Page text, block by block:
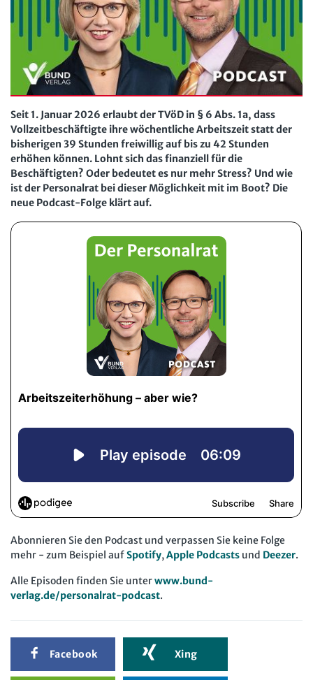
Der Personalrat
Computer und Arbeit
Gute Arbeit
Betriebsrat und Mitbestimmung
Arbeitsschutz und Mitbestimmung
Schwerbehindertenrecht und Inklusion
Mitbestimmung
Arbeit und Recht
Digitales Arbeits- und Sozialrecht
Betriebsratswissen online
Beschäftigtendatenschutz online
Personalratswissen online
Schwerbehindertenrecht online
Arbeitszeit online
KI-Praxis Arbeitsrecht online
JAV-Praxis online
Software
Newsletter
Bund SHOP
mein Bund-Online
Presse Interne Meldestelle Verträge kündigen
Hilfe
Datenschutz
AGB Impressum
Kontakt
Erklärung zur Barrierefreiheit
Seit 1. Januar 2026 erlaubt der TVöD in § 6 Abs. 1a, dass
Vollzeitbeschäftigte ihre wöchentliche Arbeitszeit statt der
bisherigen 39 Stunden freiwillig auf bis zu 42 Stunden
erhöhen können. Lohnt sich das finanziell für die
Beschäftigten? Oder bedeutet es nur mehr Stress? Und wie
ist der Personalrat bei dieser Möglichkeit mit im Boot? Die
neue Podcast-Folge klärt auf.
Abonnieren Sie den Podcast und verpassen Sie keine Folge
mehr - zum Beispiel aufSpotify,Apple Podcasts und Deezer.
Alle Episoden finden Sie unterwww.bund-
verlag.de/personalrat-podcast.
Facebook Xing